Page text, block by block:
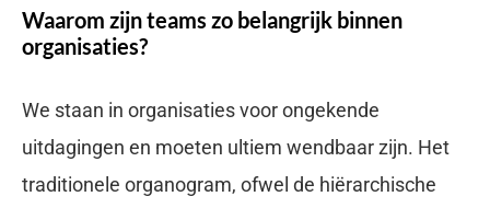
Waarom zijn teams zo belangrijk binnen
organisaties?
We staan in organisaties voor ongekende
uitdagingen en moeten ultiem wendbaar zijn. Het
traditionele organogram, ofwel de hiërarchische